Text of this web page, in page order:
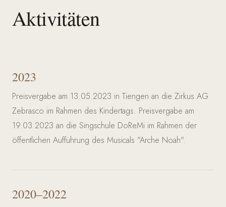
Aktivitäten
2023
Preisvergabe am 13.05.2023 in Tiengen an die Zirkus AG
Zebrasco im Rahmen des Kindertags. Preisvergabe am
19.03.2023 an die Singschule DoReMi im Rahmen der
öffentlichen Aufführung des Musicals "Arche Noah".
2020–2022